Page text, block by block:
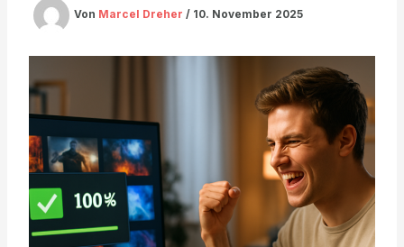
Von Marcel Dreher / 10. November 2025